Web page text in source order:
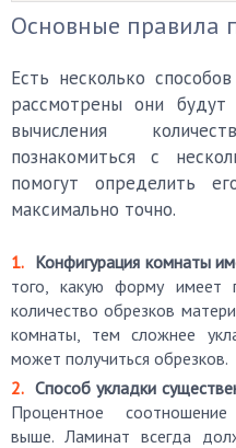
Основные правила
Есть несколько
рассмотрены они
вычисления
познакомиться с
помогут определить
максимально точно.
Конфигурация комнаты
того, какую форму имеет
количество обрезков
комнаты, тем сложнее
может получиться обрезков.
Способ укладки
Процентное
выше. Ламинат всегда